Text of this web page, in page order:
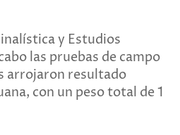
y Estudios
las pruebas de campo
arrojaron resultado
con un peso total de 1